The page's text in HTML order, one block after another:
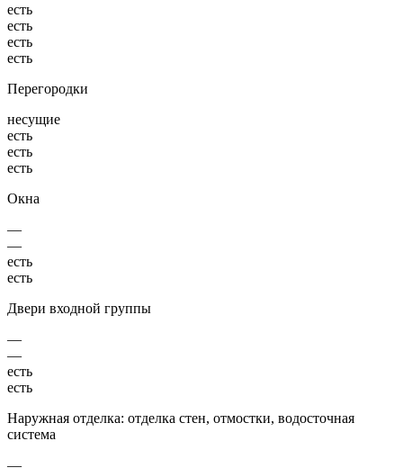
есть
есть
есть
есть
Перегородки
несущие
есть
есть
есть
Окна
—
—
есть
есть
Двери входной группы
—
—
есть
есть
Наружная отделка: отделка стен, отмостки, водосточная
система
—